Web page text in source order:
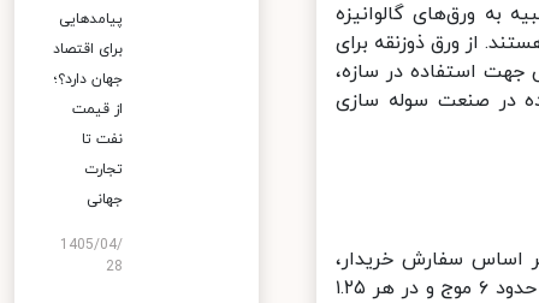
ورق‌های گالوانیزه
از ورق ذوزنقه برای
استفاده در سازه،
در صنعت سوله سازی
طول دلخواه و بر اساس سفارش خریدار،
عرض 100 و 125 سانتی‌متر و با رنگ کوره‌ای تولید می‌شوند. در هر یک متر حدود ۶ موج و در هر ۱.۲۵
پیامدهایی
برای اقتصاد
جهان دارد؟؛
از قیمت
نفت تا
تجارت
جهانی
1405/04/
28